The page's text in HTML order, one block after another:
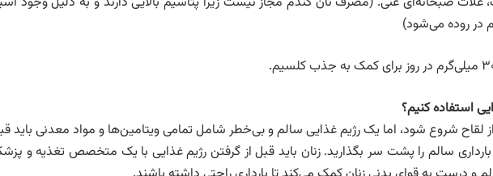
روده می‌شود)
استفاده کنیم؟
لقاح شروع شود، اما یک رژیم غذایی سالم و بی‌خطر شامل تمامی ویتامین‌ها و مواد معدنی باید
بارداری سالم را پشت سر بگذارید. زنان باید قبل از گرفتن رژیم غذایی با یک متخصص تغذیه و